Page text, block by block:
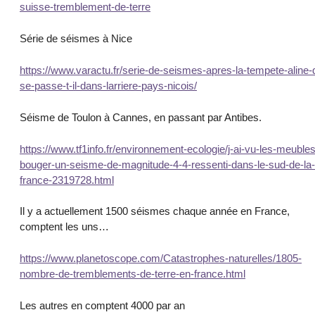
suisse-tremblement-de-terre
Série de séismes à Nice
https://www.varactu.fr/serie-de-seismes-apres-la-tempete-aline-
se-passe-t-il-dans-larriere-pays-nicois/
Séisme de Toulon à Cannes, en passant par Antibes.
https://www.tf1info.fr/environnement-ecologie/j-ai-vu-les-
bouger-un-seisme-de-magnitude-4-4-ressenti-dans-le-sud-de-la-
france-2319728.html
Il y a actuellement 1500 séismes chaque année en France,
comptent les uns…
https://www.planetoscope.com/Catastrophes-naturelles/1805-
nombre-de-tremblements-de-terre-en-france.html
Les autres en comptent 4000 par an